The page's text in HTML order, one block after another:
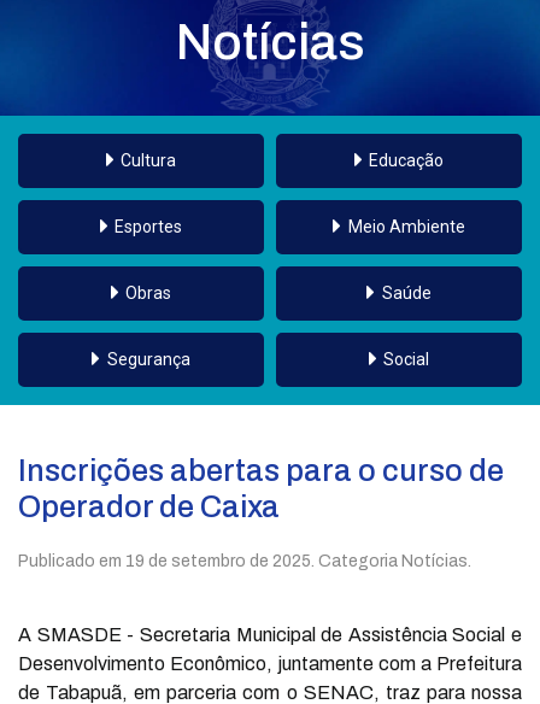
Notícias
Cultura Educação
Esportes Meio Ambiente
Obras Saúde
Segurança Social
Inscrições abertas para o curso de
Operador de Caixa
Publicado em 19 de setembro de 2025 . Categoria Notícias.
A SMASDE - Secretaria Municipal de Assistência Social e
Desenvolvimento Econômico, juntamente com a Prefeitura
de Tabapuã, em parceria com o SENAC, traz para nossa